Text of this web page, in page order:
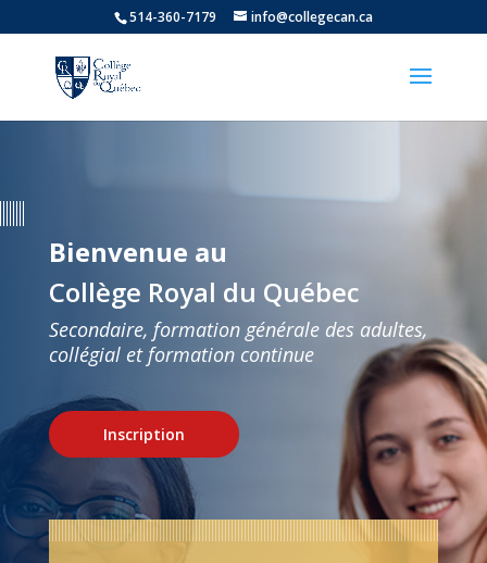
514-360-7179 info@collegecan.ca
Bienvenue au
Collège Royal du Québec
Secondaire, formation générale des adultes,
collégial et formation continue
Inscription